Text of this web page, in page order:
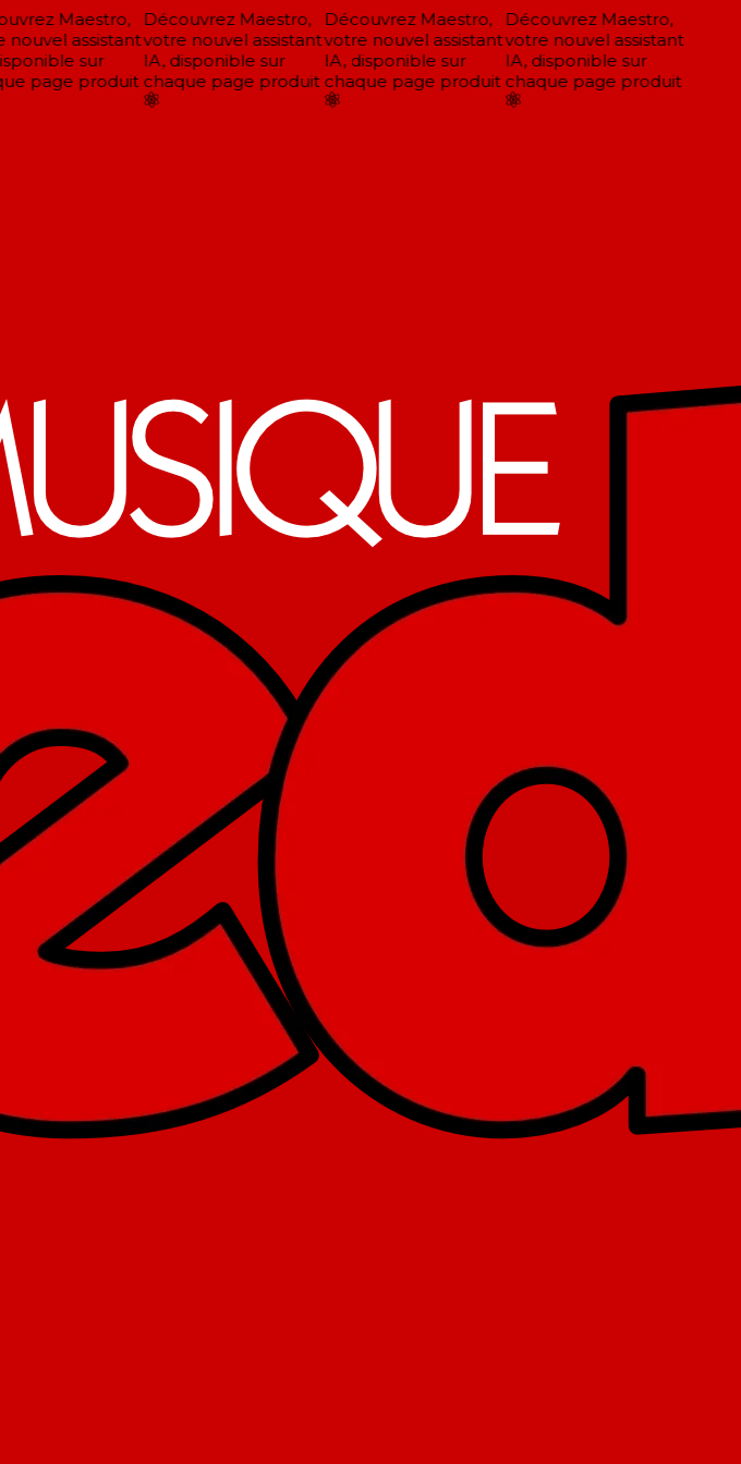
Maestro,
assistant
sur
page produit
Découvrez Maestro,
votre nouvel assistant
IA, disponible sur
chaque page produit
Découvrez Maestro,
votre nouvel assistant
IA, disponible sur
chaque page produit
Découvrez Maestro,
votre nouvel assistant
IA, disponible sur
chaque page produit